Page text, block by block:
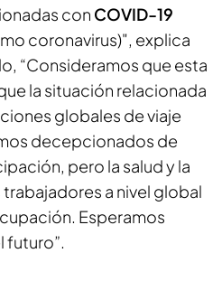
con COVID-19
coronavirus)", explica
“Consideramos que esta
la situación relacionada
globales de viaje
decepcionados de
pero la salud y la
a nivel global
Esperamos
futuro”.